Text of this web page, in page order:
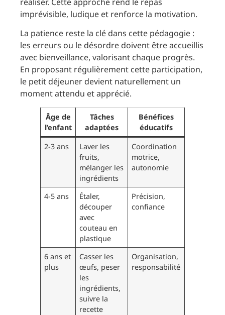
imprévisible, ludique et renforce la motivation.
La patience reste la clé dans cette pédagogie :
les erreurs ou le désordre doivent être accueillis
avec bienveillance, valorisant chaque progrès.
En proposant régulièrement cette participation,
le petit déjeuner devient naturellement un
moment attendu et apprécié.
Âge de
l’enfant
Tâches
adaptées
Bénéfices
éducatifs
2-3 ans
Laver les
fruits,
mélanger les
ingrédients
Coordination
motrice,
autonomie
4-5 ans
Étaler,
découper
avec
couteau en
plastique
Précision,
confiance
6 ans et
plus
Casser les
œufs, peser
les
ingrédients,
suivre la
recette
Organisation,
responsabilité